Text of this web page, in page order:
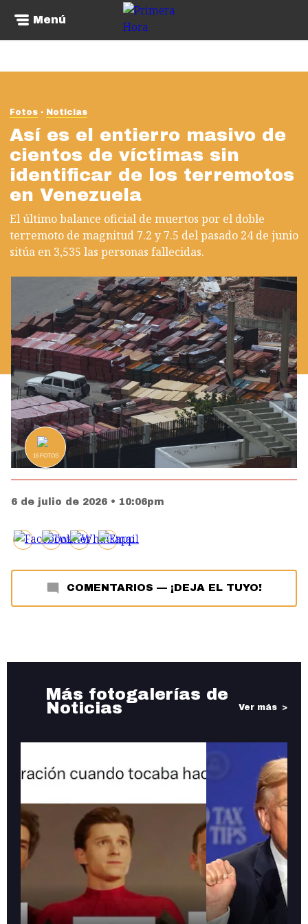
Menú
Fotos Noticias
Así es el entierro masivo de
cientos de víctimas sin
identificar de los terremotos
en Venezuela
El último balance oficial de muertos por el doble
terremoto de magnitud 7.2 y 7.5 del pasado 24 de junio
sitúa en 3,535 las personas fallecidas.
16FOTOS
6 de julio de 2026 • 10:06pm
COMENTARIOS — ¡DEJA EL TUYO!
Más fotogalerías de
Noticias Ver más